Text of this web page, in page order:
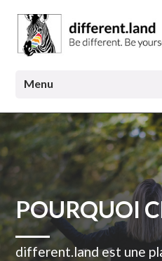
POURQUOI
different.land est une